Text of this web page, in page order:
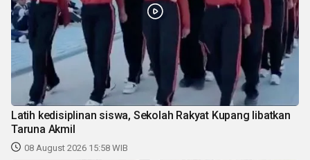
Latih kedisiplinan siswa, Sekolah Rakyat Kupang libatkan
Taruna Akmil
08 August 2026 15:58 WIB